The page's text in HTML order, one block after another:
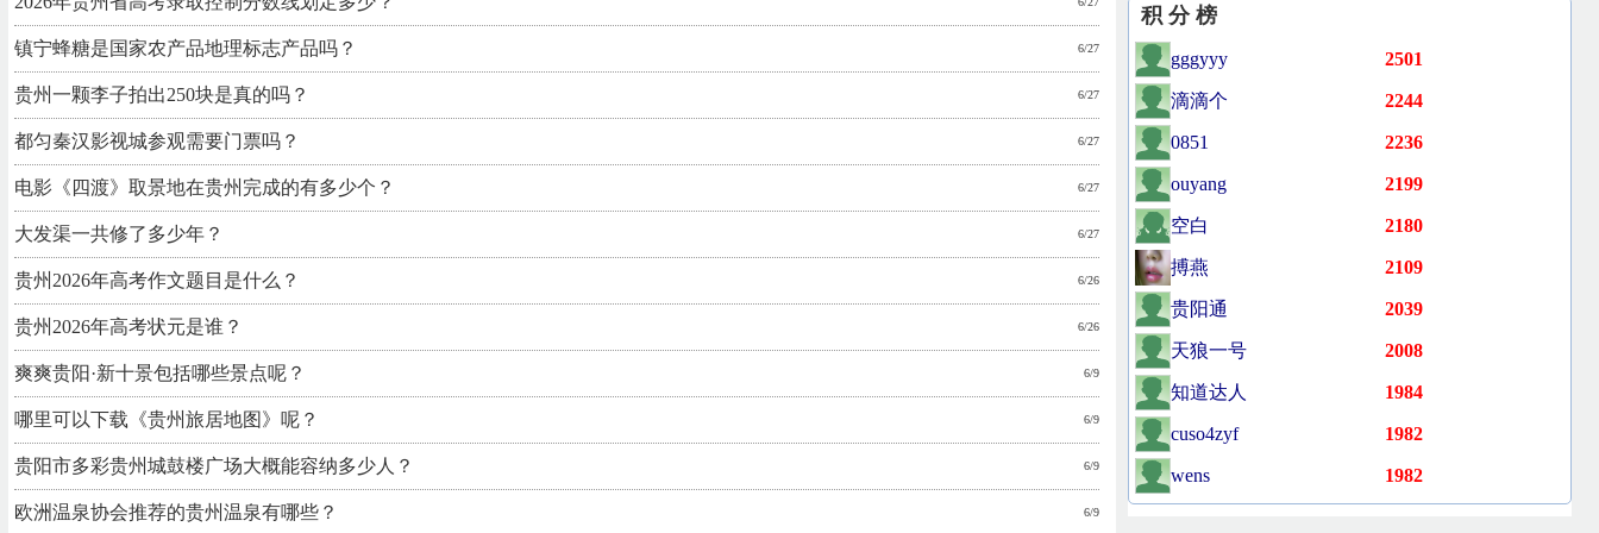
镇宁蜂糖是国家农产品地理标志产品吗？ 6/27
贵州一颗李子拍出250块是真的吗？ 6/27
都匀秦汉影视城参观需要门票吗？ 6/27
电影《四渡》取景地在贵州完成的有多少个？ 6/27
大发渠一共修了多少年？ 6/27
贵州2026年高考作文题目是什么？ 6/26
贵州2026年高考状元是谁？ 6/26
爽爽贵阳·新十景包括哪些景点呢？ 6/9
哪里可以下载《贵州旅居地图》呢？ 6/9
贵阳市多彩贵州城鼓楼广场大概能容纳多少人？ 6/9
欧洲温泉协会推荐的贵州温泉有哪些？ 6/9
积 分 榜
gggyyy 2501
滴滴个 2244
0851 2236
ouyang 2199
空白 2180
搏燕 2109
贵阳通 2039
天狼一号 2008
知道达人 1984
cuso4zyf 1982
wens 1982